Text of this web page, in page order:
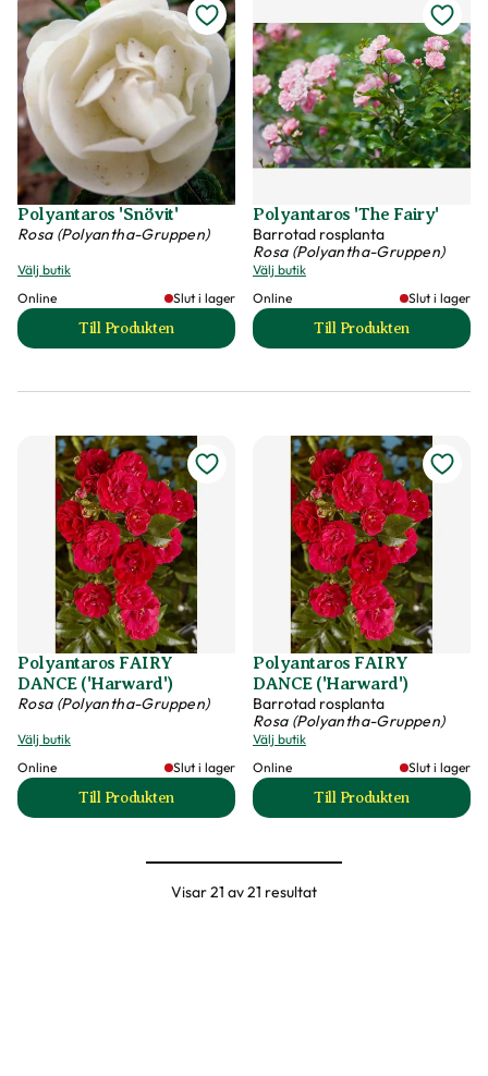
Polyantaros 'Snövit'
Rosa (Polyantha-Gruppen)
Välj butik
Online
Slut i lager
Till Produkten
till Polyantaros 'Snövit' produktsida
Polyantaros 'The Fairy'
Barrotad rosplanta
Rosa (Polyantha-Gruppen)
Välj butik
Online
Slut i lager
Till Produkten
till Polyantaros
Polyantaros FAIRY
DANCE ('Harward')
Rosa (Polyantha-Gruppen)
Välj butik
Online
Slut i lager
Till Produkten
till Polyantaros FAIRY DANCE ('Harward')
Polyantaros FAIRY
DANCE ('Harward')
Barrotad rosplanta
Rosa (Polyantha-Gruppen)
Välj butik
Online
Slut i lager
Till Produkten
till Polyantaros
Visar 21 av 21 resultat